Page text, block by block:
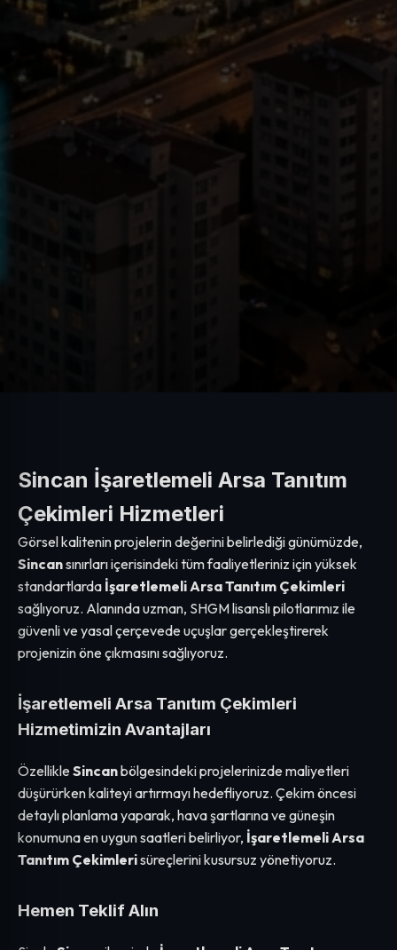
Sincan İşaretlemeli Arsa Tanıtım
Çekimleri Hizmetleri
Görsel kalitenin projelerin değerini belirlediği günümüzde,
Sincansınırları içerisindeki tüm faaliyetleriniz için yüksek
standartlarda İşaretlemeli Arsa Tanıtım Çekimleri
sağlıyoruz. Alanında uzman, SHGM lisanslı pilotlarımız ile
güvenli ve yasal çerçevede uçuşlar gerçekleştirerek
projenizin öne çıkmasını sağlıyoruz.
İşaretlemeli Arsa Tanıtım Çekimleri
Hizmetimizin Avantajları
ÖzellikleSincanbölgesindeki projelerinizde maliyetleri
düşürürken kaliteyi artırmayı hedefliyoruz. Çekim öncesi
detaylı planlama yaparak, hava şartlarına ve güneşin
konumuna en uygun saatleri belirliyor, İşaretlemeli Arsa
Tanıtım Çekimlerisüreçlerini kusursuz yönetiyoruz.
Hemen Teklif Alın